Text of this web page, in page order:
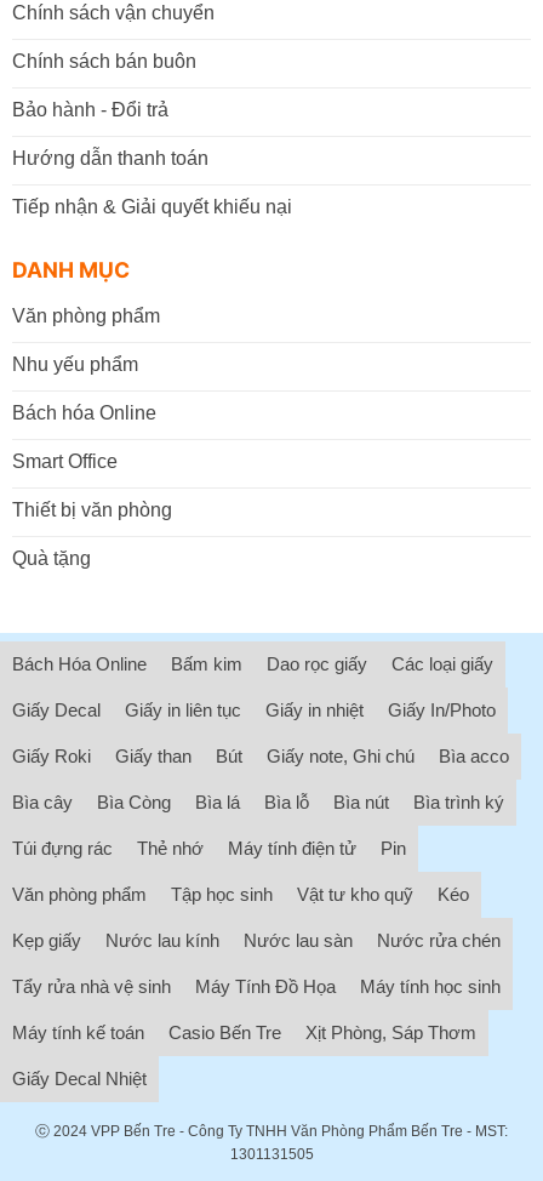
Chính sách vận chuyển
Chính sách bán buôn
Bảo hành - Đổi trả
Hướng dẫn thanh toán
Tiếp nhận & Giải quyết khiếu nại
DANH MỤC
Văn phòng phẩm
Nhu yếu phẩm
Bách hóa Online
Smart Office
Thiết bị văn phòng
Quà tặng
Bách Hóa Online Bấm kim Dao rọc giấy Các loại giấy
Giấy Decal Giấy in liên tục Giấy in nhiệt Giấy In/Photo
Giấy Roki Giấy than Bút Giấy note, Ghi chú Bìa acco
Bìa cây Bìa Còng Bìa lá Bìa lỗ Bìa nút Bìa trình ký
Túi đựng rác Thẻ nhớ Máy tính điện tử Pin
Văn phòng phẩm Tập học sinh Vật tư kho quỹ Kéo
Kẹp giấy Nước lau kính Nước lau sàn Nước rửa chén
Tẩy rửa nhà vệ sinh Máy Tính Đồ Họa Máy tính học sinh
Máy tính kế toán Casio Bến Tre Xịt Phòng, Sáp Thơm
Giấy Decal Nhiệt
ⓒ 2024 VPP Bến Tre - Công Ty TNHH Văn Phòng Phẩm Bến Tre - MST:
1301131505